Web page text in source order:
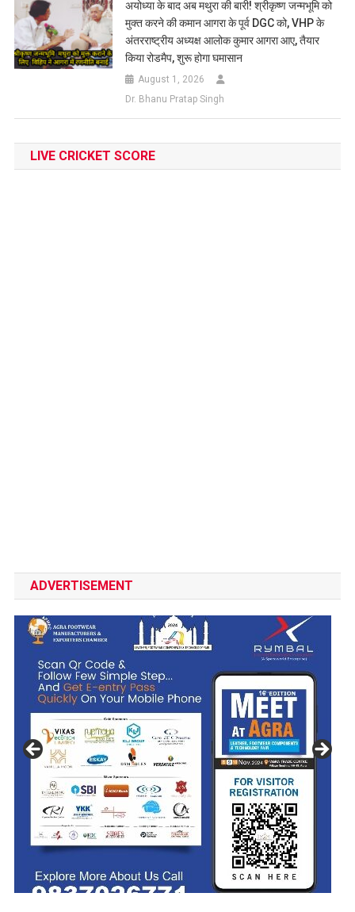
अयोध्या के बाद अब मथुरा की बारी! श्रीकृष्ण जन्मभूमि को
मुक्त करने की कमान आगरा के पूर्व DGC को, VHP के
अंतरराष्ट्रीय अध्यक्ष आलोक कुमार आगरा आए, तैयार
किया रोडमैप, शुरू होगा घमासान
August 1, 2026
Dr. Bhanu Pratap Singh
LIVE CRICKET SCORE
ADVERTISEMENT